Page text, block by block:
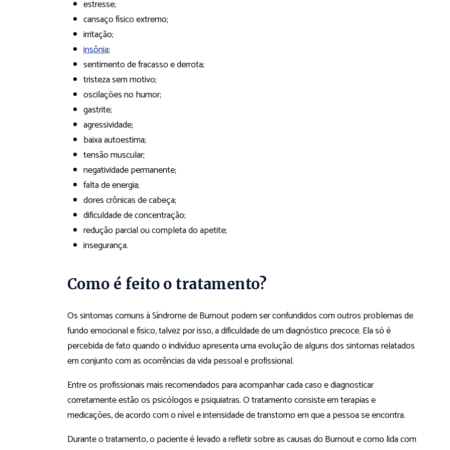
estresse;
cansaço físico extremo;
irritação;
insônia;
sentimento de fracasso e derrota;
tristeza sem motivo;
oscilações no humor;
gastrite;
agressividade;
baixa autoestima;
tensão muscular;
negatividade permanente;
falta de energia;
dores crônicas de cabeça;
dificuldade de concentração;
redução parcial ou completa do apetite;
insegurança.
Como é feito o tratamento?
Os sintomas comuns à Síndrome de Burnout podem ser confundidos com outros problemas de
fundo emocional e físico, talvez por isso, a dificuldade de um diagnóstico precoce. Ela só é
percebida de fato quando o indivíduo apresenta uma evolução de alguns dos sintomas relatados
em conjunto com as ocorrências da vida pessoal e profissional.
Entre os profissionais mais recomendados para acompanhar cada caso e diagnosticar
corretamente estão os psicólogos e psiquiatras. O tratamento consiste em terapias e
medicações, de acordo com o nível e intensidade de transtorno em que a pessoa se encontra.
Durante o tratamento, o paciente é levado a refletir sobre as causas do Burnout e como lida com